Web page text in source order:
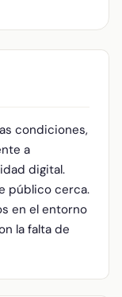
condiciones,
a
digital.
público cerca.
en el entorno
la falta de